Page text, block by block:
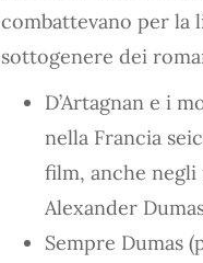
combattevano per la
sottogenere dei
D’Artagnan e i
nella Francia
film, anche
Alexander
Sempre Dumas